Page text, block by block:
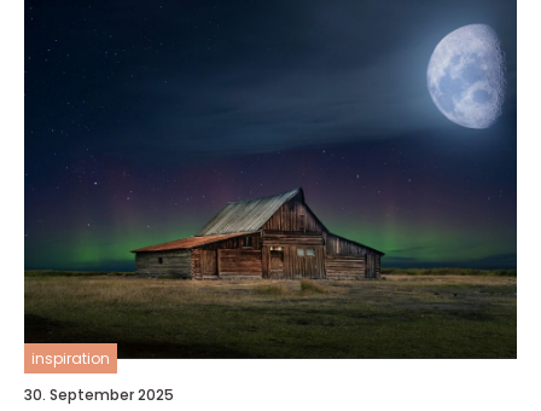
inspiration
30. September 2025